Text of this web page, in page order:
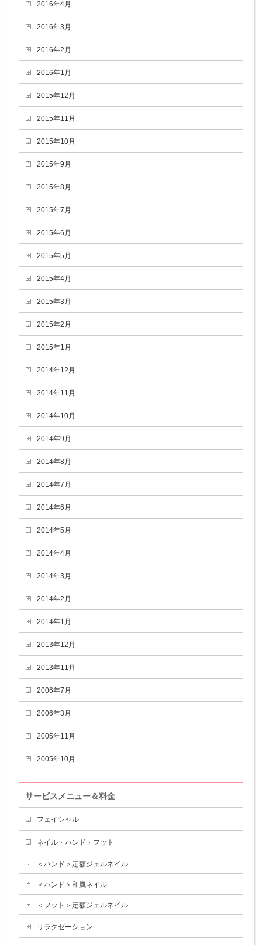
2016年4月
2016年3月
2016年2月
2016年1月
2015年12月
2015年11月
2015年10月
2015年9月
2015年8月
2015年7月
2015年6月
2015年5月
2015年4月
2015年3月
2015年2月
2015年1月
2014年12月
2014年11月
2014年10月
2014年9月
2014年8月
2014年7月
2014年6月
2014年5月
2014年4月
2014年3月
2014年2月
2014年1月
2013年12月
2013年11月
2006年7月
2006年3月
2005年11月
2005年10月
サービスメニュー＆料金
フェイシャル
ネイル・ハンド・フット
＜ハンド＞定額ジェルネイル
＜ハンド＞和風ネイル
＜フット＞定額ジェルネイル
リラクゼーション